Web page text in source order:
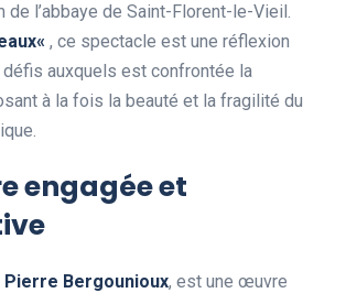
de l’abbaye de Saint-Florent-le-Vieil.
aux« , ce spectacle est une réflexion
auxquels est confrontée la
à la fois la beauté et la fragilité du
engagée et
Pierre Bergounioux, est une œuvre